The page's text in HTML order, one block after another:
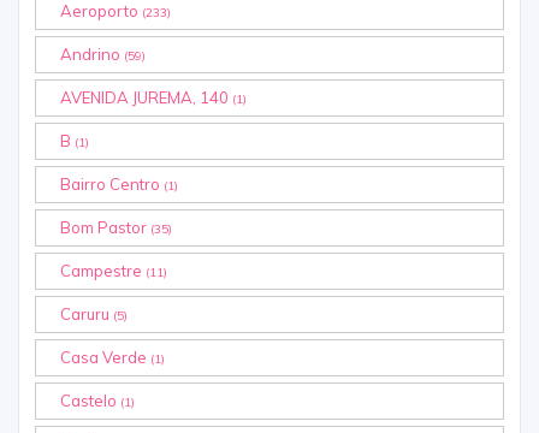
Aeroporto (233)
Andrino (59)
AVENIDA JUREMA, 140 (1)
B (1)
Bairro Centro (1)
Bom Pastor (35)
Campestre (11)
Caruru (5)
Casa Verde (1)
Castelo (1)